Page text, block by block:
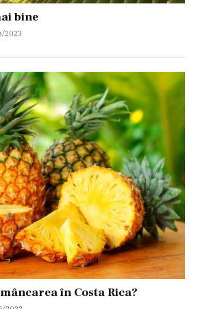
bine
2023
în Costa Rica?